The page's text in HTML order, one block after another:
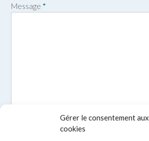
Gérer le consentement aux
cookies
Message *